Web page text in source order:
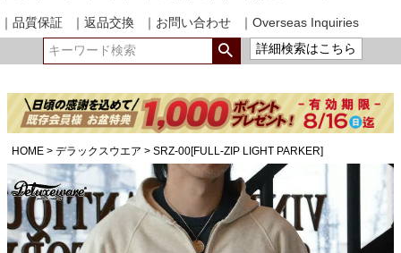
｜品質保証 ｜返品交換 ｜お問い合わせ
｜Overseas Inquiries
詳細検索はこちら
HOME デラックスウエア SRZ-00[FULL-ZIP LIGHT PARKER]